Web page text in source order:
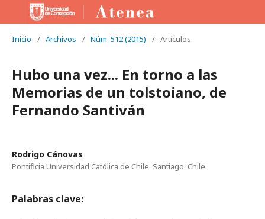
Inicio / Archivos / Núm. 512 (2015) / Artículos
Hubo una vez... En torno a las
Memorias de un tolstoiano, de
Fernando Santiván
Rodrigo Cánovas
Pontificia Universidad Católica de Chile. Santiago, Chile.
Palabras clave: